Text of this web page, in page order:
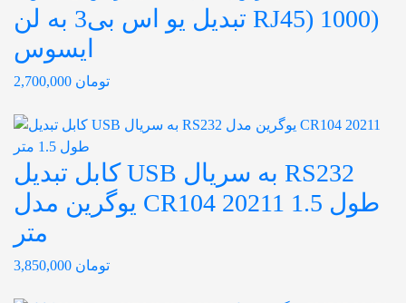
تبدیل یو اس بی3 به لن RJ45) 1000)
ایسوس
2,700,000 تومان
کابل تبدیل USB به سریال RS232
یوگرین مدل CR104 20211 طول 1.5
متر
3,850,000 تومان